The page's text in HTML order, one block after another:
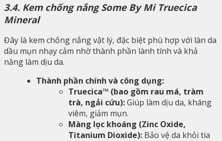
3.4. Kem chống nắng Some By Mi Truecica
Mineral
Đây là kem chống nắng vật lý, đặc biệt phù hợp với làn da
dầu mụn nhạy cảm nhờ thành phần lành tính và khả
năng làm dịu da.
Thành phần chính và công dụng:
Truecica™ (bao gồm rau má, tràm
trà, ngải cứu):Giúp làm dịu da, kháng
viêm, giảm mụn.
Màng lọc khoáng (Zinc Oxide,
Titanium Dioxide): Bảo vệ da khỏi tia